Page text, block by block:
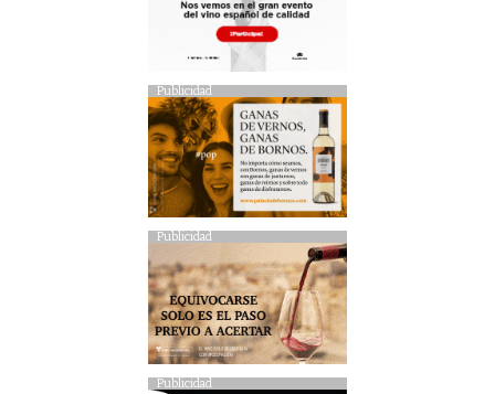
Publicidad
Publicidad
Publicidad